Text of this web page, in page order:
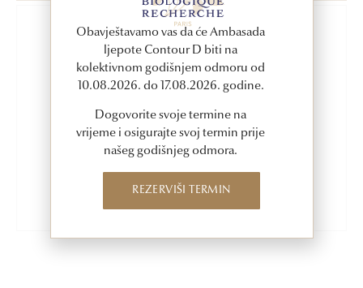
Limfna drenaža
Obavještavamo vas da će Ambasada
ljepote Contour D biti na
kolektivnom godišnjem odmoru od
10.08.2026. do 17.08.2026. godine.
Dogovorite svoje termine na
vrijeme i osigurajte svoj termin prije
našeg godišnjeg odmora.
REZERVIŠI TERMIN